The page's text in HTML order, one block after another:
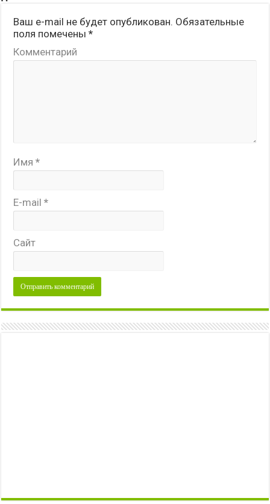
Ваш e-mail не будет опубликован. Обязательные
поля помечены*
Комментарий
Имя*
E-mail*
Сайт